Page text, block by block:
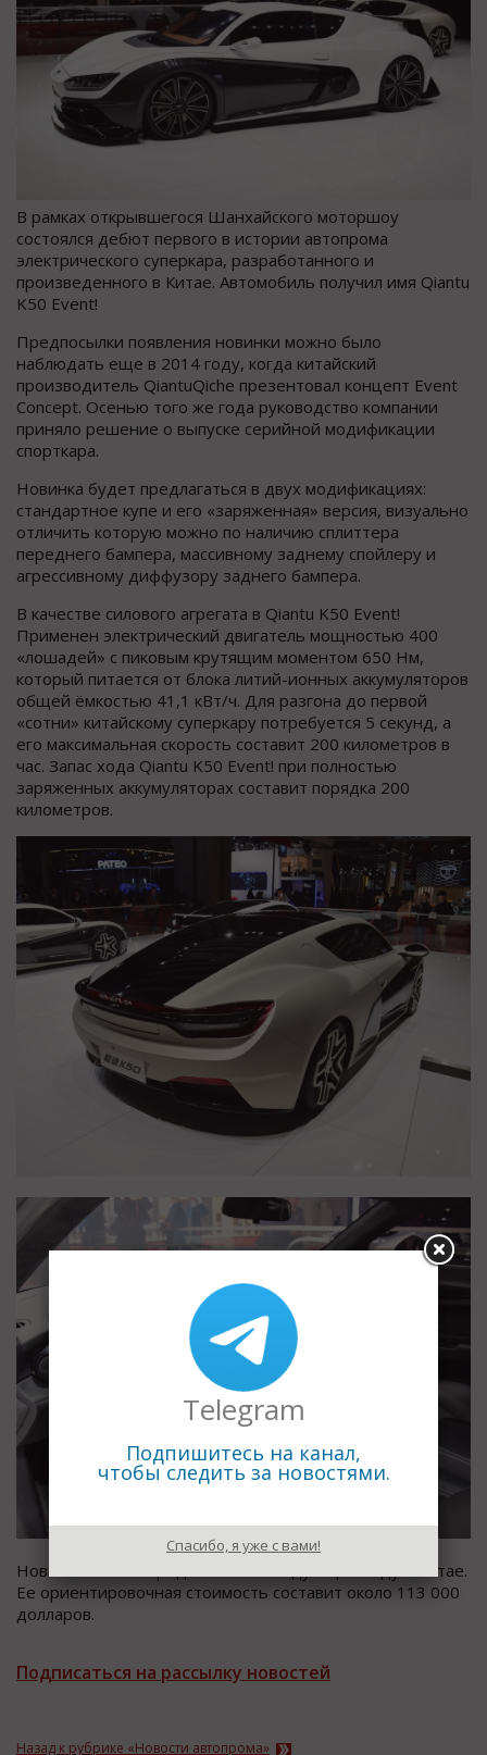
В рамках открывшегося Шанхайского моторшоу
состоялся дебют первого в истории автопрома
электрического суперкара, разработанного и
произведенного в Китае. Автомобиль получил имя Qiantu
K50 Event!
Предпосылки появления новинки можно было
наблюдать еще в 2014 году, когда китайский
производитель QiantuQiche презентовал концепт Event
Concept. Осенью того же года руководство компании
приняло решение о выпуске серийной модификации
спорткара.
Новинка будет предлагаться в двух модификациях:
стандартное купе и его «заряженная» версия, визуально
отличить которую можно по наличию сплиттера
переднего бампера, массивному заднему спойлеру и
агрессивному диффузору заднего бампера.
В качестве силового агрегата в Qiantu K50 Event!
Применен электрический двигатель мощностью 400
«лошадей» с пиковым крутящим моментом 650 Нм,
который питается от блока литий-ионных аккумуляторов
общей ёмкостью 41,1 кВт/ч. Для разгона до первой
«сотни» китайскому суперкару потребуется 5 секунд, а
его максимальная скорость составит 200 километров в
час. Запас хода Qiantu K50 Event! при полностью
заряженных аккумуляторах составит порядка 200
километров.
Новинка начнет продаваться в следующем году в Китае.
Ее ориентировочная стоимость составит около 113 000
долларов.
Подписаться на рассылку новостей
Назад к рубрике «Новости автопрома»
Telegram
Подпишитесь на канал,
чтобы следить за новостями.
Спасибо, я уже с вами!